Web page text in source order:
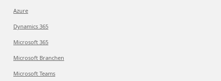
Azure
Dynamics 365
Microsoft 365
Microsoft Branchen
Microsoft Teams